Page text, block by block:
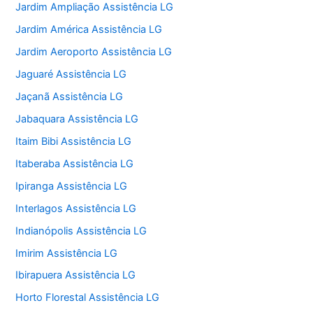
Jardim Ampliação Assistência LG
Jardim América Assistência LG
Jardim Aeroporto Assistência LG
Jaguaré Assistência LG
Jaçanã Assistência LG
Jabaquara Assistência LG
Itaim Bibi Assistência LG
Itaberaba Assistência LG
Ipiranga Assistência LG
Interlagos Assistência LG
Indianópolis Assistência LG
Imirim Assistência LG
Ibirapuera Assistência LG
Horto Florestal Assistência LG